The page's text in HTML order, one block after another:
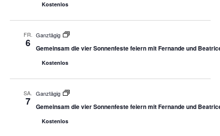
Kostenlos
FR.
6
Ganztägig
Gemeinsam die vier Sonnenfeste feiern mit Fernande und
Kostenlos
SA.
7
Ganztägig
Gemeinsam die vier Sonnenfeste feiern mit Fernande und
Kostenlos